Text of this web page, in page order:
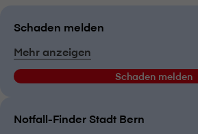
Schaden melden
Mehr anzeigen
Schaden melden
Notfall-Finder Stadt Bern